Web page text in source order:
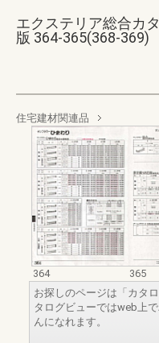
エクステリア総合カ
版 364-365(368-369)
住宅建材関連品
364
365
お探しのページは「カタ
タログビューではweb上
んになれます。